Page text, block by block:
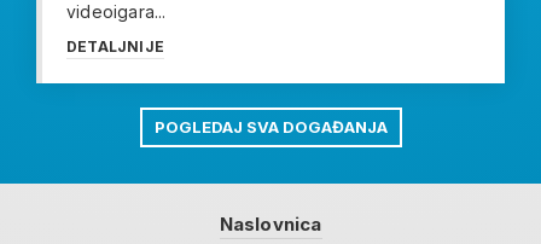
videoigara...
DETALJNIJE
POGLEDAJ SVA DOGAĐANJA
Naslovnica